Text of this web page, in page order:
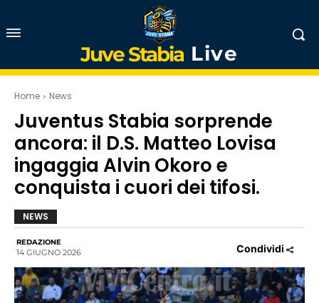
Juve Stabia Live
Home News
Juventus Stabia sorprende
ancora: il D.S. Matteo Lovisa
ingaggia Alvin Okoro e
conquista i cuori dei tifosi.
NEWS
REDAZIONE
14 GIUGNO 2026 Condividi